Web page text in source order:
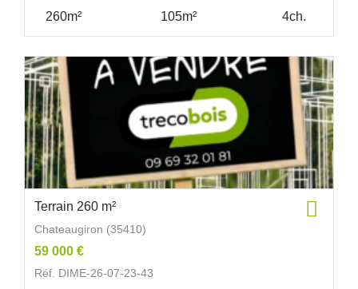
260m² 105m² 4ch.
Terrain 260 m²
Chateaugiron (35410)
59 000 €
Réf. DIME-26-07-23-43